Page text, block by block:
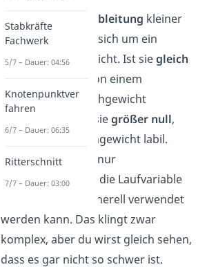
Wenn die zweite Ableitung kleiner
null ist, handelt es sich um ein
stabiles Gleichgewicht. Ist siegleich
null, können wir von einem
indifferenten Gleichgewicht
ausgehen und ist siegrößer null,
dann ist das Gleichgewicht labil.
Wichtig ist, dass
nur
stellvertretend für die Laufvariable
steht und nicht generell verwendet
werden kann. Das klingt zwar
komplex, aber du wirst gleich sehen,
dass es gar nicht so schwer ist.
Stabkräfte
Fachwerk
5/7 – Dauer: 04:56
Knotenpunktver
fahren
6/7 – Dauer: 06:35
Ritterschnitt
7/7 – Dauer: 03:00